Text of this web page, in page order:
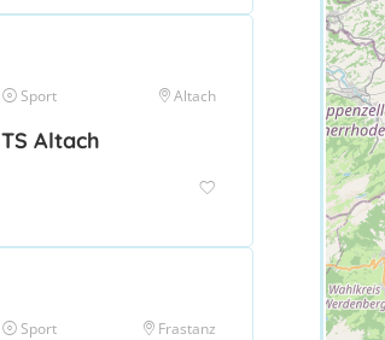
Sport Altach
TS Altach
Sport Frastanz